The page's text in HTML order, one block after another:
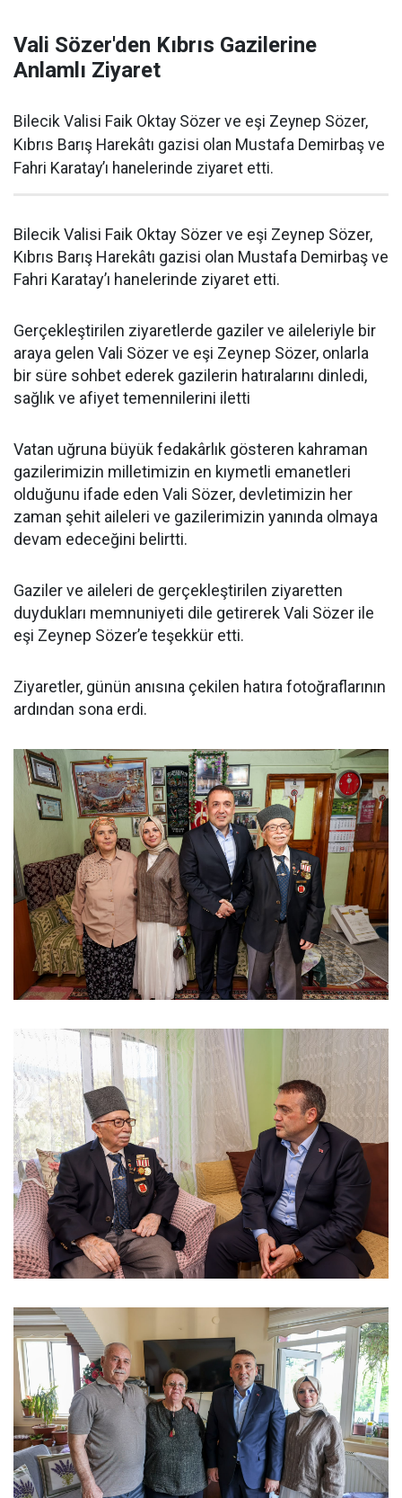
Vali Sözer'den Kıbrıs Gazilerine
Anlamlı Ziyaret
Bilecik Valisi Faik Oktay Sözer ve eşi Zeynep Sözer,
Kıbrıs Barış Harekâtı gazisi olan Mustafa Demirbaş ve
Fahri Karatay’ı hanelerinde ziyaret etti.
Bilecik Valisi Faik Oktay Sözer ve eşi Zeynep Sözer,
Kıbrıs Barış Harekâtı gazisi olan Mustafa Demirbaş ve
Fahri Karatay’ı hanelerinde ziyaret etti.
Gerçekleştirilen ziyaretlerde gaziler ve aileleriyle bir
araya gelen Vali Sözer ve eşi Zeynep Sözer, onlarla
bir süre sohbet ederek gazilerin hatıralarını dinledi,
sağlık ve afiyet temennilerini iletti
Vatan uğruna büyük fedakârlık gösteren kahraman
gazilerimizin milletimizin en kıymetli emanetleri
olduğunu ifade eden Vali Sözer, devletimizin her
zaman şehit aileleri ve gazilerimizin yanında olmaya
devam edeceğini belirtti.
Gaziler ve aileleri de gerçekleştirilen ziyaretten
duydukları memnuniyeti dile getirerek Vali Sözer ile
eşi Zeynep Sözer’e teşekkür etti.
Ziyaretler, günün anısına çekilen hatıra fotoğraflarının
ardından sona erdi.